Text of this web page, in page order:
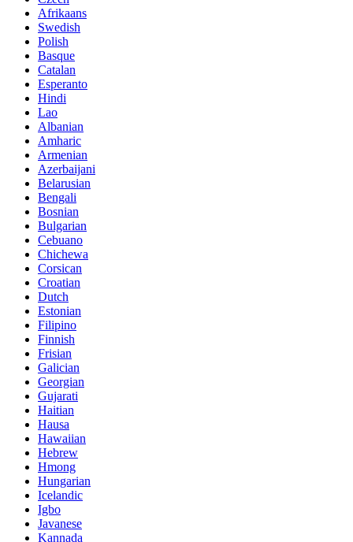
Afrikaans
Swedish
Polish
Basque
Catalan
Esperanto
Hindi
Lao
Albanian
Amharic
Armenian
Azerbaijani
Belarusian
Bengali
Bosnian
Bulgarian
Cebuano
Chichewa
Corsican
Croatian
Dutch
Estonian
Filipino
Finnish
Frisian
Galician
Georgian
Gujarati
Haitian
Hausa
Hawaiian
Hebrew
Hmong
Hungarian
Icelandic
Igbo
Javanese
Kannada